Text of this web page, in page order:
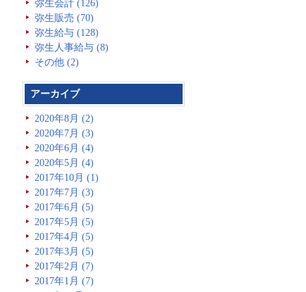
弥生会計 (126)
弥生販売 (70)
弥生給与 (128)
弥生人事給与 (8)
その他 (2)
アーカイブ
2020年8月 (2)
2020年7月 (3)
2020年6月 (4)
2020年5月 (4)
2017年10月 (1)
2017年7月 (3)
2017年6月 (5)
2017年5月 (5)
2017年4月 (5)
2017年3月 (5)
2017年2月 (7)
2017年1月 (7)